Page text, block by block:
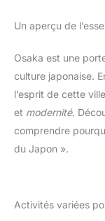
Un aperçu de
Osaka est une
culture japonaise.
l’esprit de cette
et modernité.
comprendre
du Japon ».
Activités variées